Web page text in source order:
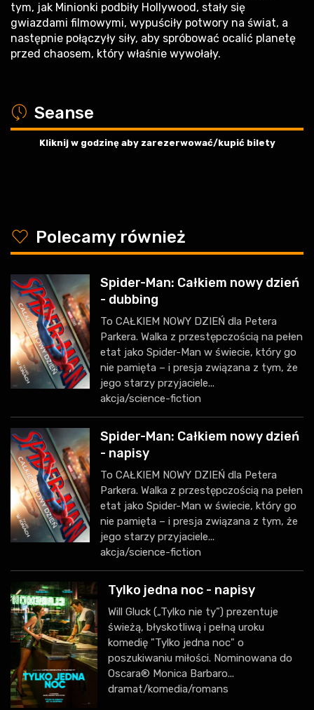
tym, jak Minionki podbiły Hollywood, stały się
gwiazdami filmowymi, wypuściły potwory na świat, a
następnie połączyły siły, aby spróbować ocalić planetę
przed chaosem, który właśnie wywołały.
a Seanse
Kliknij w godzinę aby zarezerwować/kupić bilety
y Polecamy również
Spider-Man: Całkiem nowy dzień
- dubbing
To CAŁKIEM NOWY DZIEŃ dla Petera
Parkera. Walka z przestępczością na pełen
etat jako Spider-Man w świecie, który go
nie pamięta – i presja związana z tym, że
jego starzy przyjaciele...
akcja/science-fiction
Spider-Man: Całkiem nowy dzień
- napisy
To CAŁKIEM NOWY DZIEŃ dla Petera
Parkera. Walka z przestępczością na pełen
etat jako Spider-Man w świecie, który go
nie pamięta – i presja związana z tym, że
jego starzy przyjaciele...
akcja/science-fiction
Tylko jedna noc - napisy
Will Gluck („Tylko nie ty”) prezentuje
świeżą, błyskotliwą i pełną uroku
komedię "Tylko jedna noc" o
poszukiwaniu miłości. Nominowana do
Oscara® Monica Barbaro...
dramat/komedia/romans